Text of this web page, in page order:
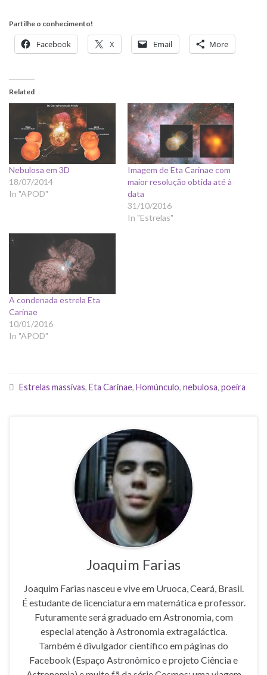
Partilhe o conhecimento!
Facebook X Email More
Related
Nebulosa em 3D
18/07/2014
In "APOD"
Imagem de Eta Carinae com
maior resolução obtida até à
data
31/10/2016
In "Estrelas"
A condenada estrela Eta
Carinae
10/01/2016
In "APOD"
Estrelas massivas, Eta Carinae, Homúnculo, nebulosa, poeira
Joaquim Farias
Joaquim Farias nasceu e vive em Uruoca, Ceará, Brasil.
É estudante de licenciatura em matemática e professor.
Futuramente será graduado em Astronomia, com
especial atenção à Astronomia extragaláctica.
Também é divulgador científico em páginas do
Facebook (Espaço Astronômico e projeto Ciência e